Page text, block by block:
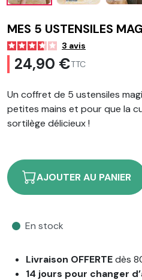
MES 5 USTENSILES
3 avis
24,90 €TTC
Un coffret de 5 ustensiles
petites mains et pour que la
sortilège délicieux !
AJOUTER AU PANIER
En stock
Livraison OFFERTEdès
14 jours pour changer